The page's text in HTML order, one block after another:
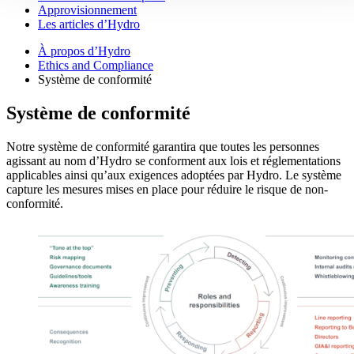
Approvisionnement
Les articles d’Hydro
À propos d’Hydro
Ethics and Compliance
Système de conformité
Système de conformité
Notre système de conformité garantira que toutes les personnes
agissant au nom d’Hydro se conforment aux lois et réglementations
applicables ainsi qu’aux exigences adoptées par Hydro. Le système
capture les mesures mises en place pour réduire le risque de non-
conformité.